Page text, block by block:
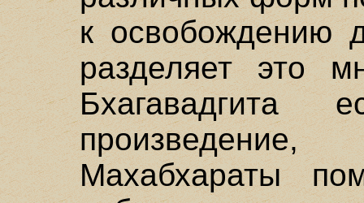
к освобождению
разделяет это
Бхагавадгита
Махабхараты